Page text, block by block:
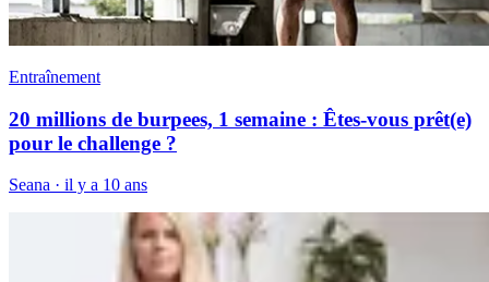
Entraînement
20 millions de burpees, 1 semaine : Êtes-vous prêt(e)
pour le challenge ?
Seana · il y a 10 ans